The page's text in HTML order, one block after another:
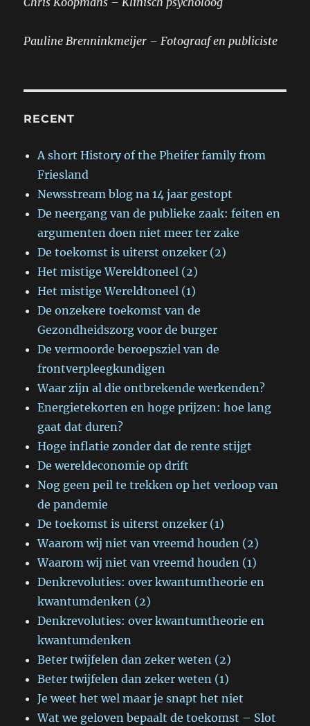
Pauline Brenninkmeijer – Fotograaf en publiciste
RECENT
A short History of the Pheifer family from
Friesland
Newsstream blog na 14 jaar gestopt
De neergang van de publieke zaak: feiten en
argumenten doen niet meer ter zake
De toekomst is uiterst onzeker (2)
Het mistige Wereldtoneel (2)
Het mistige Wereldtoneel (1)
De onzekere toekomst van de
Gezondheidszorg voor de burger
De vermoorde beroepsziel van de
frontverpleegkundigen
Waar zijn al die ontbrekende werkenden?
Energietekorten en hoge prijzen: hoe lang
gaat dat duren?
Hoge inflatie zonder dat de rente stijgt
De wereldeconomie op drift
Nog geen peil te trekken op het verloop van
de pandemie
De toekomst is uiterst onzeker (1)
Waarom wij niet van vreemd houden (2)
Waarom wij niet van vreemd houden (1)
Denkrevoluties: over kwantumtheorie en
kwantumdenken (2)
Denkrevoluties: over kwantumtheorie en
kwantumdenken
Beter twijfelen dan zeker weten (2)
Beter twijfelen dan zeker weten (1)
Je weet het wel maar je snapt het niet
Wat we geloven bepaalt de toekomst – Slot